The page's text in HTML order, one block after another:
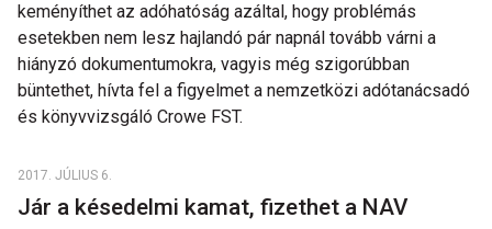
keményíthet az adóhatóság azáltal, hogy problémás
esetekben nem lesz hajlandó pár napnál tovább várni a
hiányzó dokumentumokra, vagyis még szigorúbban
büntethet, hívta fel a figyelmet a nemzetközi adótanácsadó
és könyvvizsgáló Crowe FST.
2017. JÚLIUS 6.
Jár a késedelmi kamat, fizethet a NAV